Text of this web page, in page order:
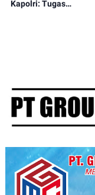
Kapolri: Tugas